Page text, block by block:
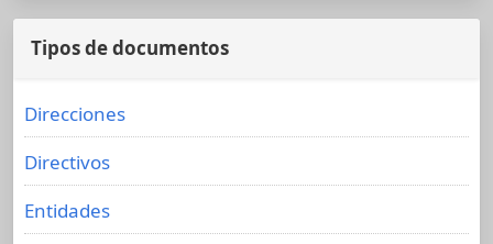
Tipos de documentos
Direcciones
Directivos
Entidades